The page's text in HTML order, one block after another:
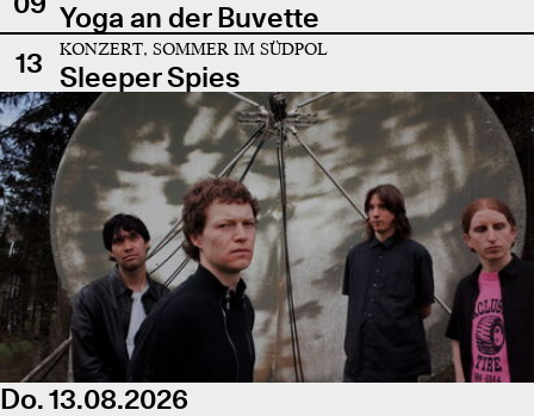
Yoga an der Buvette
13
KONZERT, SOMMER IM SÜDPOL
Sleeper Spies
Do. 13.08.2026